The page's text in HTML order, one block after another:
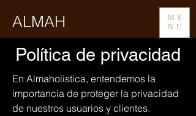
ALMAH
ME
NU
Política de privacidad
En Almaholistica, entendemos la
importancia de proteger la privacidad
de nuestros usuarios y clientes.